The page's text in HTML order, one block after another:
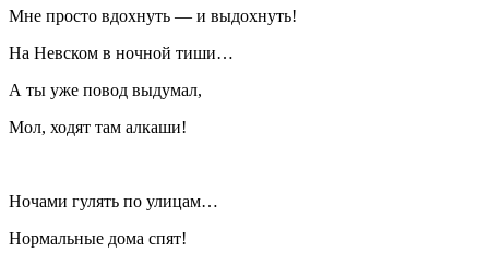
Мне просто вдохнуть — и выдохнуть!
На Невском в ночной тиши…
А ты уже повод выдумал,
Мол, ходят там алкаши!
Ночами гулять по улицам…
Нормальные дома спят!